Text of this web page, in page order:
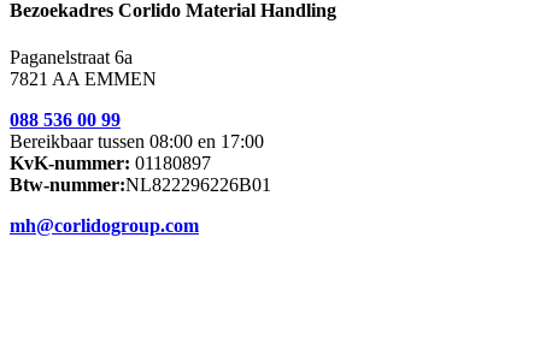
Bezoekadres Corlido Material Handling
Paganelstraat 6a
7821 AA EMMEN
088 536 00 99
Bereikbaar tussen 08:00 en 17:00
KvK-nummer: 01180897
Btw-nummer:NL822296226B01
mh@corlidogroup.com